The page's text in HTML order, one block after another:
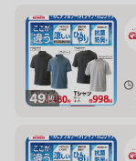
49枚